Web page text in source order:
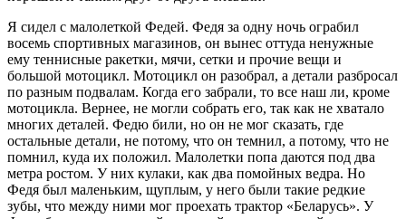
Я сидел с малолеткой Федей. Федя за одну ночь ограбил
восемь спортивных магазинов, он вынес оттуда ненужные
ему теннисные ракетки, мячи, сетки и прочие вещи и
большой мотоцикл. Мотоцикл он разобрал, а детали разбросал
по разным подвалам. Когда его забрали, то все наш ли, кроме
мотоцикла. Вернее, не могли собрать его, так как не хватало
многих деталей. Федю били, но он не мог сказать, где
остальные детали, не потому, что он темнил, а потому, что не
помнил, куда их положил. Малолетки попа даются под два
метра ростом. У них кулаки, как два помойных ведра. Но
Федя был маленьким, щуплым, у него были такие редкие
зубы, что между ними мог проехать трактор «Беларусь». У